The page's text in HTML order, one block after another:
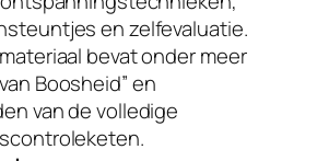
en zelfevaluatie.
bevat onder meer
Boosheid” en
van de volledige